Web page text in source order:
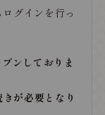
グインを行っ
ンしておりま
が必要となり